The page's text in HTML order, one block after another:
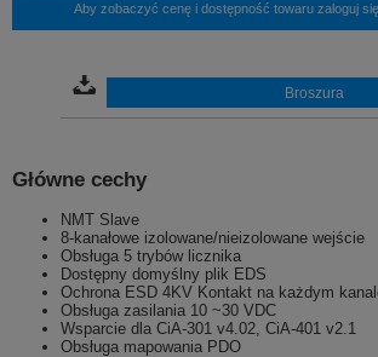
Aby zobaczyć cenę i dostępność towaru zaloguj
Broszura
Główne cechy
NMT Slave
8-kanałowe izolowane/nieizolowane wejście
Obsługa 5 trybów licznika
Dostępny domyślny plik EDS
Ochrona ESD 4KV Kontakt na każdym
Obsługa zasilania 10 ~30 VDC
Wsparcie dla CiA-301 v4.02, CiA-401 v2.1
Obsługa mapowania PDO